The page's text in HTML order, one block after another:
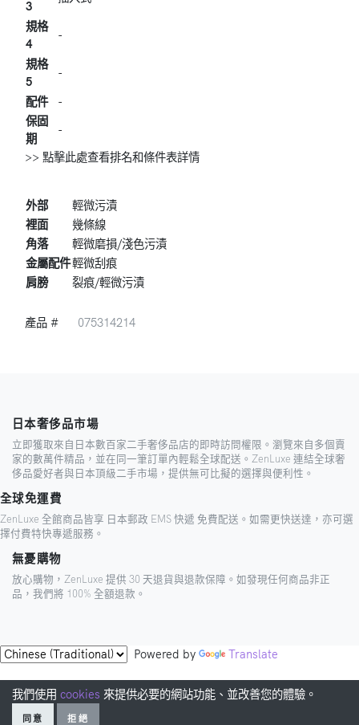
3
規格
4
-
規格
5
-
配件
-
保固
期
-
>> 點擊此處查看排名和條件表詳情
外部
輕微污漬
裡面
幾條線
角落
輕微磨損/淺色污漬
金屬配件輕微刮痕
肩膀
裂痕/輕微污漬
產品 # 075314214
日本奢侈品市場
立即獲取來自日本數百家二手奢侈品店的即時訪問權限。瀏覽來自多個賣
家的數萬件精品，並在同一筆訂單內輕鬆全球配送。ZenLuxe 連結全球奢
侈品愛好者與日本頂級二手市場，提供無可比擬的選擇與便利性。
全球免運費
ZenLuxe 全館商品皆享 日本郵政 EMS 快遞 免費配送。如需更快送達，亦可選
擇付費特快專遞服務。
無憂購物
放心購物，ZenLuxe 提供 30 天退貨與退款保障。如發現任何商品非正
品，我們將 100% 全額退款。
Powered by Translate
我們使用 cookies 來提供必要的網站功能、並改善您的體驗。
同意 拒絕